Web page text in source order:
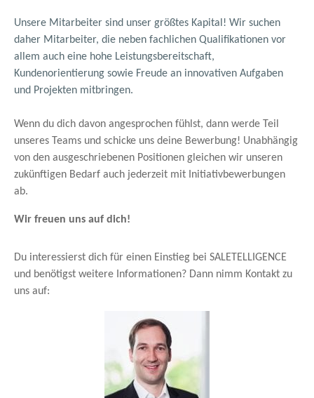
Unsere Mitarbeiter sind unser größtes Kapital! Wir suchen
daher Mitarbeiter, die neben fachlichen Qualifikationen vor
allem auch eine hohe Leistungsbereitschaft,
Kundenorientierung sowie Freude an innovativen Aufgaben
und Projekten mitbringen.
Wenn du dich davon angesprochen fühlst, dann werde Teil
unseres Teams und schicke uns deine Bewerbung! Unabhängig
von den ausgeschriebenen Positionen gleichen wir unseren
zukünftigen Bedarf auch jederzeit mit Initiativbewerbungen
ab.
Wir freuen uns auf dich!
Du interessierst dich für einen Einstieg bei SALETELLIGENCE
und benötigst weitere Informationen? Dann nimm Kontakt zu
uns auf: